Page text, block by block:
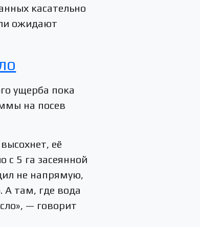
касательно
ожидают
ущерба пока
на посев
её
с 5 га засеянной
не напрямую,
А там, где вода
— говорит